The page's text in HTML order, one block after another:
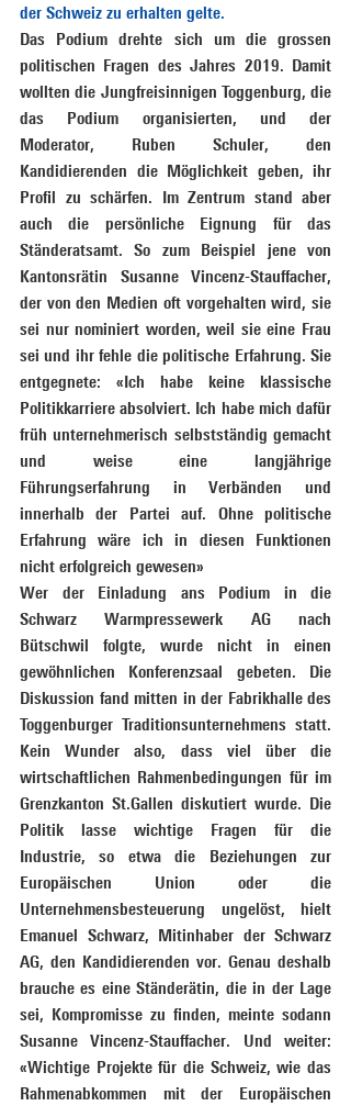
der Schweiz zu erhalten gelte.
Das Podium drehte sich um die grossen
politischen Fragen des Jahres 2019. Damit
wollten die Jungfreisinnigen Toggenburg, die
das Podium organisierten, und der
Moderator, Ruben Schuler, den
Kandidierenden die Möglichkeit geben, ihr
Profil zu schärfen. Im Zentrum stand aber
auch die persönliche Eignung für das
Ständeratsamt. So zum Beispiel jene von
Kantonsrätin Susanne Vincenz-Stauffacher,
der von den Medien oft vorgehalten wird, sie
sei nur nominiert worden, weil sie eine Frau
sei und ihr fehle die politische Erfahrung. Sie
entgegnete: «Ich habe keine klassische
Politikkarriere absolviert. Ich habe mich dafür
früh unternehmerisch selbstständig gemacht
und weise eine langjährige
Führungserfahrung in Verbänden und
innerhalb der Partei auf. Ohne politische
Erfahrung wäre ich in diesen Funktionen
nicht erfolgreich gewesen»
Wer der Einladung ans Podium in die
Schwarz Warmpressewerk AG nach
Bütschwil folgte, wurde nicht in einen
gewöhnlichen Konferenzsaal gebeten. Die
Diskussion fand mitten in der Fabrikhalle des
Toggenburger Traditionsunternehmens statt.
Kein Wunder also, dass viel über die
wirtschaftlichen Rahmenbedingungen für im
Grenzkanton St.Gallen diskutiert wurde. Die
Politik lasse wichtige Fragen für die
Industrie, so etwa die Beziehungen zur
Europäischen Union oder die
Unternehmensbesteuerung ungelöst, hielt
Emanuel Schwarz, Mitinhaber der Schwarz
AG, den Kandidierenden vor. Genau deshalb
brauche es eine Ständerätin, die in der Lage
sei, Kompromisse zu finden, meinte sodann
Susanne Vincenz-Stauffacher. Und weiter:
«Wichtige Projekte für die Schweiz, wie das
Rahmenabkommen mit der Europäischen